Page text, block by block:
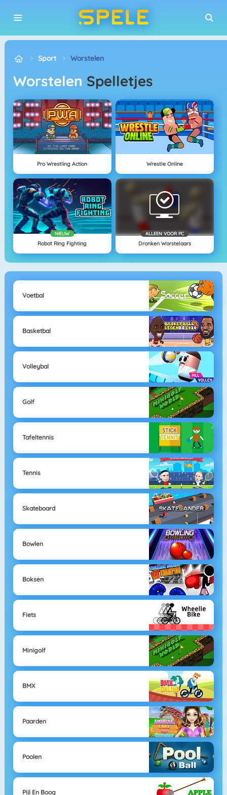
Sport Worstelen
Worstelen Spelletjes
Pro Wrestling Action Wrestle Online
NIEUW
Robot Ring Fighting
ALLEEN VOOR PC
Dronken Worstelaars
Voetbal
Basketbal
Volleybal
Golf
Tafeltennis
Tennis
Skateboard
Bowlen
Boksen
Fiets
Minigolf
BMX
Paarden
Poolen
Pijl En Boog